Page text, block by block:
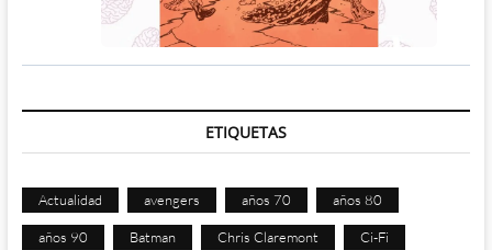
ETIQUETAS
Actualidad avengers años 70 años 80
años 90 Batman Chris Claremont Ci-Fi